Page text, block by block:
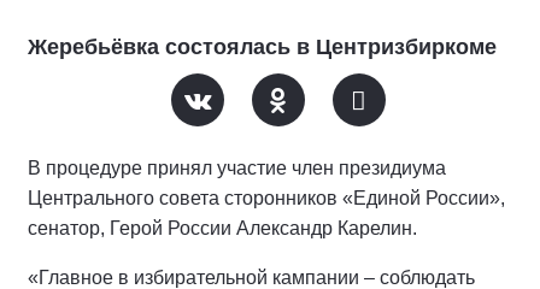
Жеребьёвка состоялась в Центризбиркоме
В процедуре принял участие член президиума
Центрального совета сторонников «Единой России»,
сенатор, Герой России Александр Карелин.
«Главное в избирательной кампании – соблюдать